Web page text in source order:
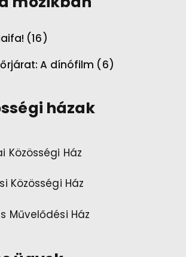
(16)
A dínófilm (6)
házak
Közösségi Ház
Közösségi Ház
Művelődési Ház